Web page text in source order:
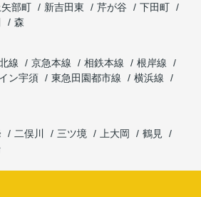
矢部町 新吉田東 芹が谷
下田町
森
線 京急本線 相鉄本線
根岸線
ン宇須 東急田園都市線
横浜線
二俣川 三ツ境 上大岡
鶴見